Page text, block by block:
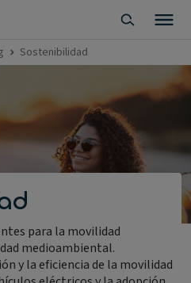
Sostenibilidad
para la movilidad
medioambiental.
y la eficiencia de la movilidad